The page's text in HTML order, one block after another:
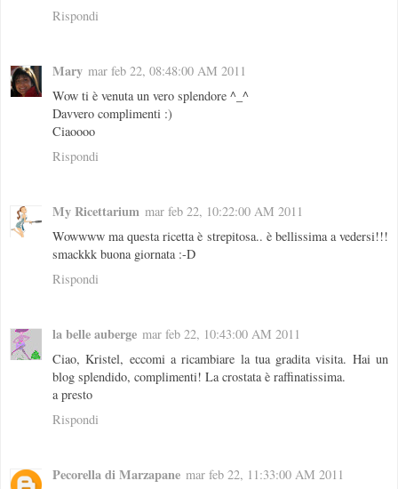
Rispondi
Mary mar feb 22, 08:48:00 AM 2011
Wow ti è venuta un vero splendore ^_^
Davvero complimenti :)
Ciaoooo
Rispondi
My Ricettarium mar feb 22, 10:22:00 AM 2011
Wowwww ma questa ricetta è strepitosa.. è bellissima a vedersi!!!
smackkk buona giornata :-D
Rispondi
la belle auberge mar feb 22, 10:43:00 AM 2011
Ciao, Kristel, eccomi a ricambiare la tua gradita visita. Hai un
blog splendido, complimenti! La crostata è raffinatissima.
a presto
Rispondi
Pecorella di Marzapane mar feb 22, 11:33:00 AM 2011